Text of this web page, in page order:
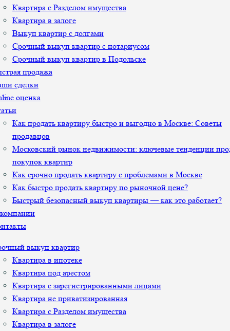
Квартира с Разделом имущества
Квартира в залоге
Выкуп квартир с долгами
Срочный выкуп квартир с нотариусом
Срочный выкуп квартир в Подольске
продажа
сделки
оценка
Как продать квартиру быстро и выгодно в Москве: Советы
продавцов
Московский рынок недвижимости: ключевые тенденции
покупок квартир
Как срочно продать квартиру с проблемами в Москве
Как быстро продать квартиру по рыночной цене?
Быстрый безопасный выкуп квартиры — как это работает?
выкуп квартир
Квартира в ипотеке
Квартира под арестом
Квартира с зарегистрированными лицами
Квартира не приватизированная
Квартира с Разделом имущества
Квартира в залоге